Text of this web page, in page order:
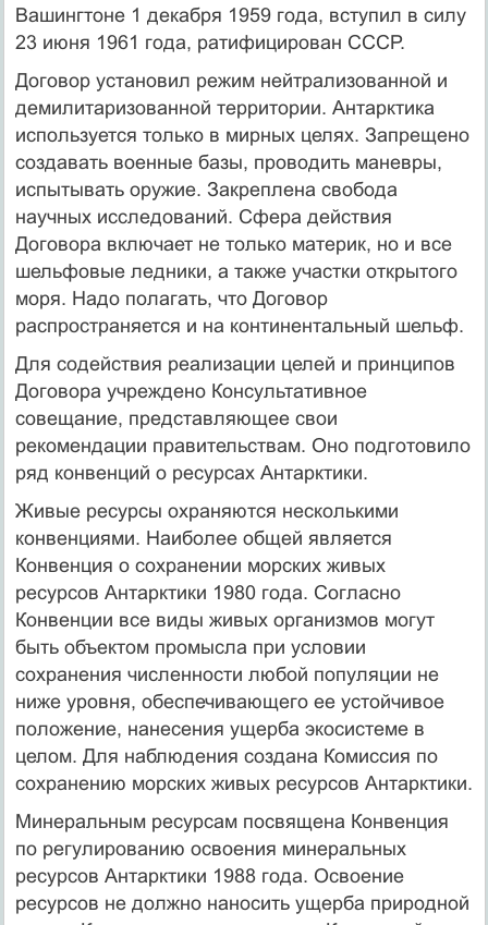
Вашингтоне 1 декабря 1959 года, вступил в силу
23 июня 1961 года, ратифицирован СССР.
Договор установил режим нейтрализованной и
демилитаризованной территории. Антарктика
используется только в мирных целях. Запрещено
создавать военные базы, проводить маневры,
испытывать оружие. Закреплена свобода
научных исследований. Сфера действия
Договора включает не только материк, но и все
шельфовые ледники, а также участки открытого
моря. Надо полагать, что Договор
распространяется и на континентальный шельф.
Для содействия реализации целей и принципов
Договора учреждено Консультативное
совещание, представляющее свои
рекомендации правительствам. Оно подготовило
ряд конвенций о ресурсах Антарктики.
Живые ресурсы охраняются несколькими
конвенциями. Наиболее общей является
Конвенция о сохранении морских живых
ресурсов Антарктики 1980 года. Согласно
Конвенции все виды живых организмов могут
быть объектом промысла при условии
сохранения численности любой популяции не
ниже уровня, обеспечивающего ее устойчивое
положение, нанесения ущерба экосистеме в
целом. Для наблюдения создана Комиссия по
сохранению морских живых ресурсов Антарктики.
Минеральным ресурсам посвящена Конвенция
по регулированию освоения минеральных
ресурсов Антарктики 1988 года. Освоение
ресурсов не должно наносить ущерба природной